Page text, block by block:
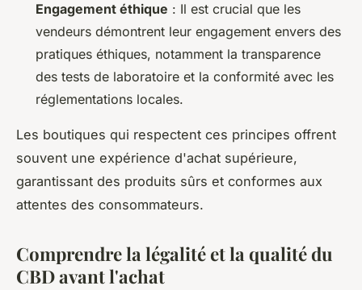
Engagement éthique : Il est crucial que les
vendeurs démontrent leur engagement envers des
pratiques éthiques, notamment la transparence
des tests de laboratoire et la conformité avec les
réglementations locales.
Les boutiques qui respectent ces principes offrent
souvent une expérience d'achat supérieure,
garantissant des produits sûrs et conformes aux
attentes des consommateurs.
Comprendre la légalité et la qualité du
CBD avant l'achat